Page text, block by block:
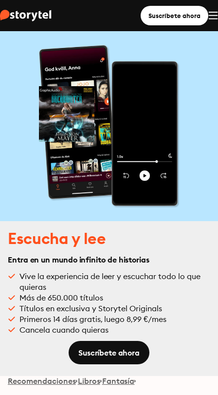
Suscríbete ahora
Escucha y lee
Entra en un mundo infinito de historias
Vive la experiencia de leer y escuchar todo lo que
quieras
Más de 650.000 títulos
Títulos en exclusiva y Storytel Originals
Primeros 14 días gratis, luego 8,99 €/mes
Cancela cuando quieras
Suscríbete ahora
Recomendaciones Libros Fantasía